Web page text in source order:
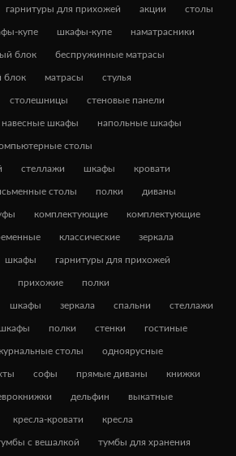
гарнитуры для прихожей акции столы
купе шкафы-купе наматрасники
блок беспружинные матрасы
блок матрасы стулья
столешницы стеновые панели
навесные шкафы напольные шкафы
столы
стеллажи шкафы кровати
столы полки диваны
комплектующие комплектующие
классические зеркала
шкафы гарнитуры для прихожей
прихожие полки
шкафы зеркала спальни стеллажи
шкафы полки стенки гостиные
столы одноярусные
софы прямые диваны книжки
дельфин выкатные
кресла-кровати кресла
с вешалкой тумбы для хранения